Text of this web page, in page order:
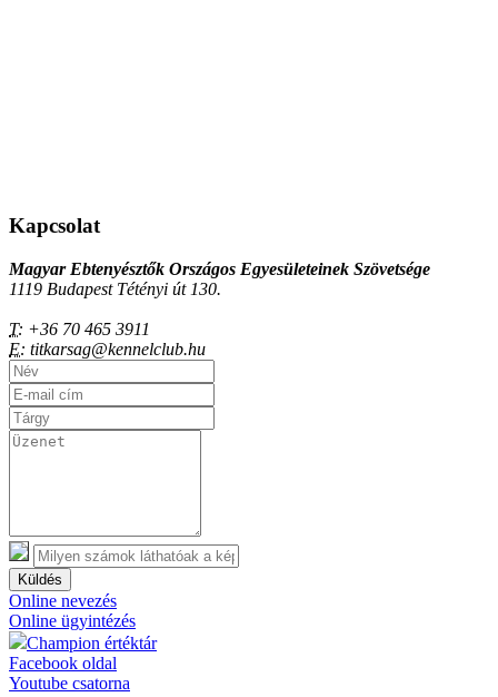
Kapcsolat
Magyar Ebtenyésztők Országos Egyesületeinek Szövetsége
1119 Budapest Tétényi út 130.
T: +36 70 465 3911
E: titkarsag@kennelclub.hu
Küldés
Online nevezés
Online ügyintézés
Champion értéktár
Facebook oldal
Youtube csatorna